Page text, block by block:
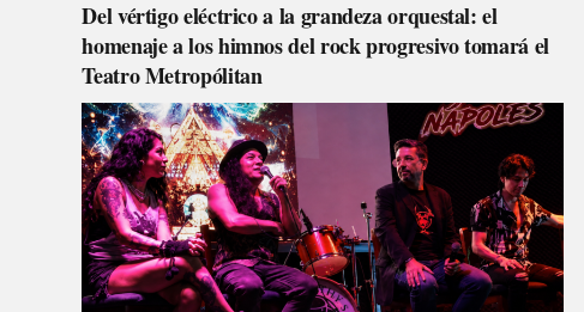
Del vértigo eléctrico a la grandeza orquestal: el
homenaje a los himnos del rock progresivo tomará el
Teatro Metropólitan